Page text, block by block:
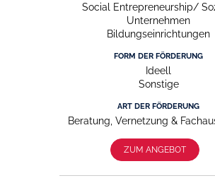
Social Entrepreneurship/
Unternehmen
Bildungseinrichtungen
FORM DER FÖRDERUNG
Ideell
Sonstige
ART DER FÖRDERUNG
Beratung, Vernetzung &
ZUM ANGEBOT